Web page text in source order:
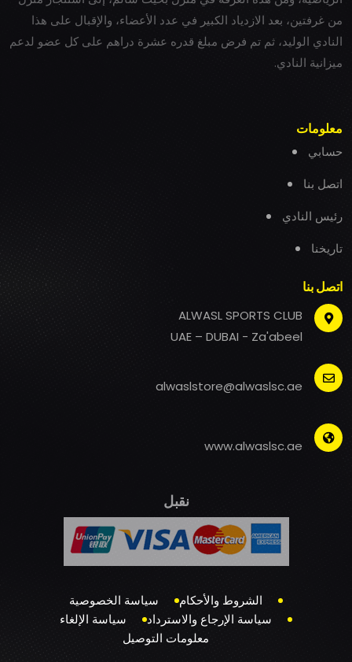
من غرفتين، بعد الازدياد الكبير في عدد الأعضاء، والإقبال على هذا
النادي الوليد، ثم تم فرض مبلغ قدره عشرة دراهم على كل عضو لدعم
ميزانية النادي.
معلومات
حسابي
اتصل بنا
رئيس النادي
تاريخنا
اتصل بنا
ALWASL SPORTS CLUB
UAE – DUBAI - Za'abeel
alwaslstore@alwaslsc.ae
www.alwaslsc.ae
نقبل
الشروط والأحكام
سياسة الخصوصية
سياسة الإرجاع والاسترداد
سياسة الإلغاء
معلومات التوصيل